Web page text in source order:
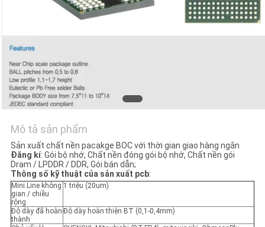
YÊU
CẦU
BÁO
GIÁ
SƠ
ĐỒ
TRANG
WEB
Mô tả sản phẩm
Sản xuất chất nền pacakge BOC với thời gian giao hàng ngắn
Đăng kí: Gói bộ nhớ, Chất nền đóng gói bộ nhớ, Chất nền gói
Dram / LPDDR / DDR, Gói bán dẫn;
Thông số kỹ thuật của sản xuất pcb:
Mini.Line không
gian / chiều
rộng
1 triệu (20um)
Độ dày đã hoàn
thành
Độ dày hoàn thiện BT (0,1-0,4mm)